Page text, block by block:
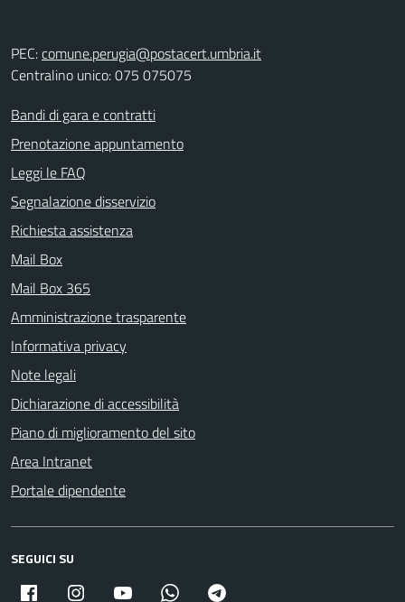
PEC:comune.perugia@postacert.umbria.it
Centralino unico: 075 075075
Bandi di gara e contratti
Prenotazione appuntamento
Leggi le FAQ
Segnalazione disservizio
Richiesta assistenza
Mail Box
Mail Box 365
Amministrazione trasparente
Informativa privacy
Note legali
Dichiarazione di accessibilità
Piano di miglioramento del sito
Area Intranet
Portale dipendente
SEGUICI SU
Facebook Instagram Youtube Whatsapp